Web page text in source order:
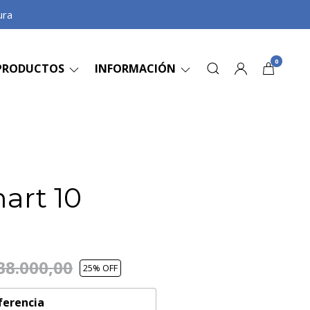
INFORMACIÓN 0
10
25% OFF